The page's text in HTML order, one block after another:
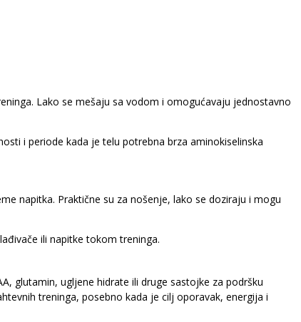
Lako se mešaju sa vodom i omogućavaju jednostavno
i periode kada je telu potrebna brza aminokiselinska
napitka. Praktične su za nošenje, lako se doziraju i mogu
ili napitke tokom treninga.
glutamin, ugljene hidrate ili druge sastojke za podršku
treninga, posebno kada je cilj oporavak, energija i